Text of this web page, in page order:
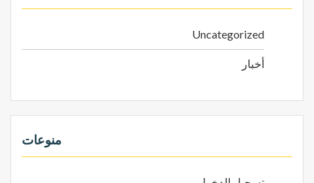
Uncategorized
أخبار
منوعات